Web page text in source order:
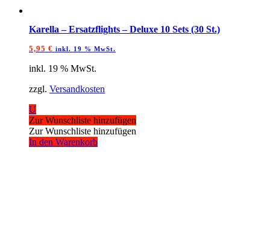
Karella – Ersatzflights – Deluxe 10 Sets (30 St.)
5,95 € inkl. 19 % MwSt.
inkl. 19 % MwSt.
zzgl. Versandkosten
U
Zur Wunschliste hinzufügen
Zur Wunschliste hinzufügen
In den Warenkorb